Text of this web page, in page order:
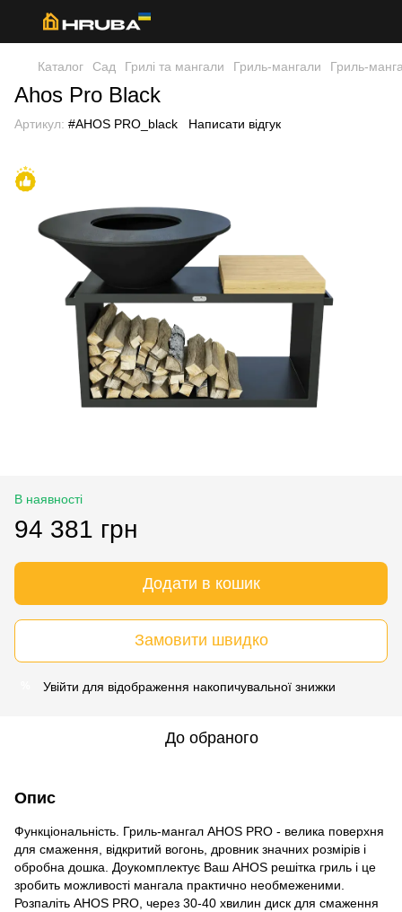
Каталог Сад Грилі та мангали Гриль-мангали Гриль-
Ahos Pro Black
Артикул: #AHOS PRO_black Написати відгук
В наявності
94 381 грн
Додати в кошик
Замовити швидко
Увійти для відображення накопичувальної знижки
До обраного
Опис
Функціональність. Гриль-мангал AHOS PRO - велика поверхня
для смаження, відкритий вогонь, дровник значних розмірів і
обробна дошка. Доукомплектує Ваш АНОS решітка гриль і це
зробить можливості мангала практично необмеженими.
Розпаліть AHOS PRO, через 30-40 хвилин диск для смаження